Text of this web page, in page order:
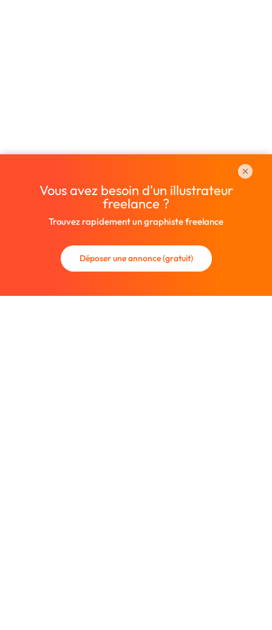
Vous avez besoin d'un illustrateur
freelance ?
Trouvez rapidement un graphiste freelance
Déposer une annonce (gratuit)